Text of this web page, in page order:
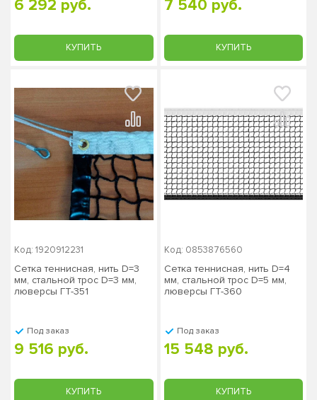
6 292 руб.
КУПИТЬ
7 540 руб.
КУПИТЬ
Код: 1920912231
Сетка теннисная, нить D=3
мм, стальной трос D=3 мм,
люверсы ГТ-351
Под заказ
9 516 руб.
КУПИТЬ
Код: 0853876560
Сетка теннисная, нить D=4
мм, стальной трос D=5 мм,
люверсы ГТ-360
Под заказ
15 548 руб.
КУПИТЬ